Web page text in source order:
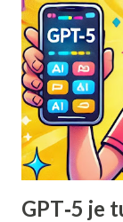
GPT‑5 je